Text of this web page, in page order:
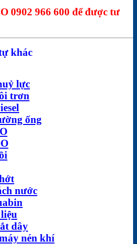
0902 966 600 để được tư
khác
lực
trơn
ống
nước
dây
nén khí